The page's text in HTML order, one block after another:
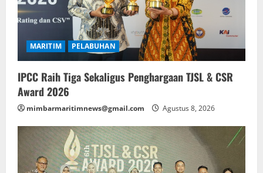
MARITIM PELABUHAN
IPCC Raih Tiga Sekaligus Penghargaan TJSL & CSR
Award 2026
mimbarmaritimnews@gmail.com Agustus 8, 2026